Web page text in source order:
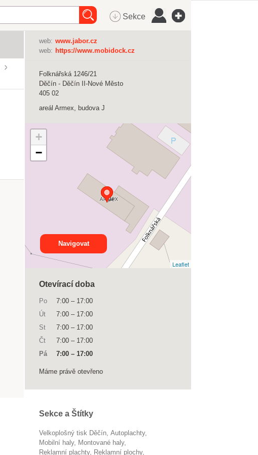
Sekce
web: www.jabor.cz
web: https://www.mobidock.cz
Folknářská 1246/21
Děčín - Děčín II-Nové Město
405 02
areál Armex, budova J
+
−
Leaflet
Navigovat
Otevírací doba
Po 7:00 – 17:00
Út
7:00 – 17:00
St
7:00 – 17:00
Čt
7:00 – 17:00
Pá
7:00 – 17:00
Máme právě otevřeno
Sekce a Štítky
Velkoplošný tisk Děčín
autoplachty
mobilní haly
montované haly
reklamní plachty
reklamní plochy